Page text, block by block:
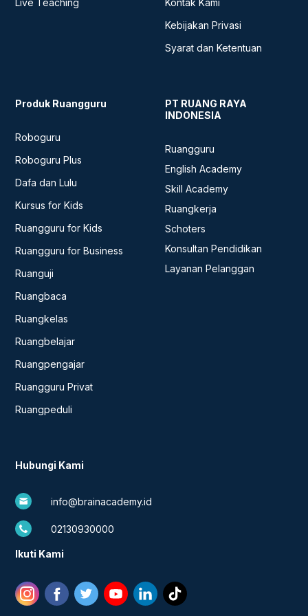
Live Teaching
Kontak Kami
Kebijakan Privasi
Syarat dan Ketentuan
Produk Ruangguru
Roboguru
Roboguru Plus
Dafa dan Lulu
Kursus for Kids
Ruangguru for Kids
Ruangguru for Business
Ruanguji
Ruangbaca
Ruangkelas
Ruangbelajar
Ruangpengajar
Ruangguru Privat
Ruangpeduli
PT RUANG RAYA
INDONESIA
Ruangguru
English Academy
Skill Academy
Ruangkerja
Schoters
Konsultan Pendidikan
Layanan Pelanggan
Hubungi Kami
info@brainacademy.id
02130930000
Ikuti Kami